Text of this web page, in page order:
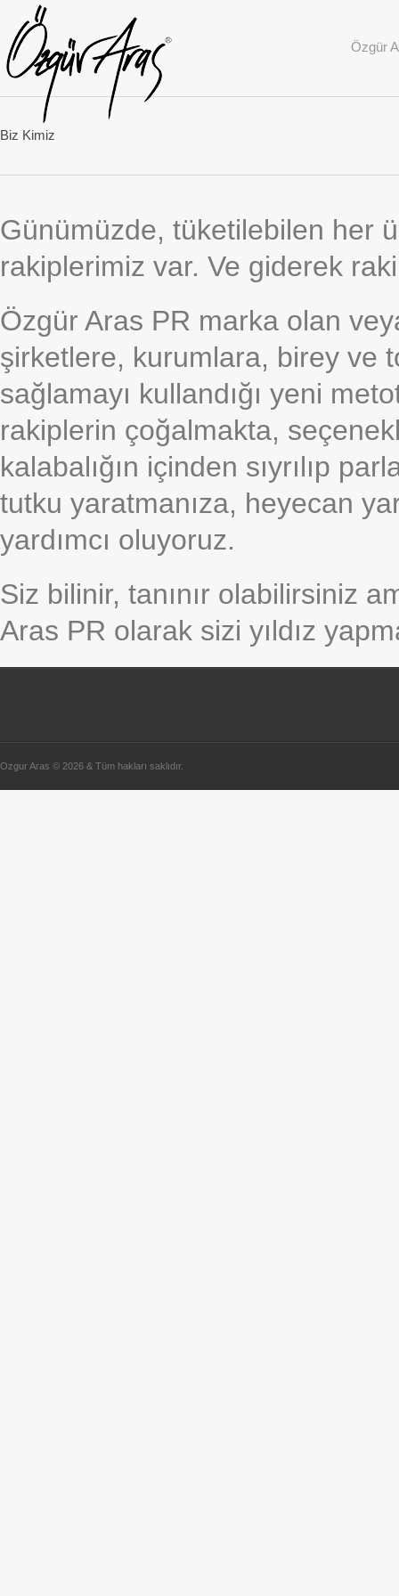
Özgür
Biz Kimiz
Günümüzde, tüketilebilen her
rakiplerimiz var. Ve giderek
Özgür Aras PR marka olan
şirketlere, kurumlara, birey ve
sağlamayı kullandığı yeni
rakiplerin çoğalmakta,
kalabalığın içinden sıyrılıp
tutku yaratmanıza, heyecan
yardımcı oluyoruz.
Siz bilinir, tanınır olabilirsiniz
Aras PR olarak sizi yıldız
Ozgur Aras © 2026 & Tüm hakları saklıdır.